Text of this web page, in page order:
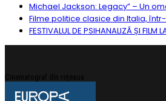
Michael Jackson: Legacy” – Un
Filme politice clasice din Italia,
FESTIVALUL DE PSIHANALIZĂ ȘI FILM
Cinematograf din rețeaua